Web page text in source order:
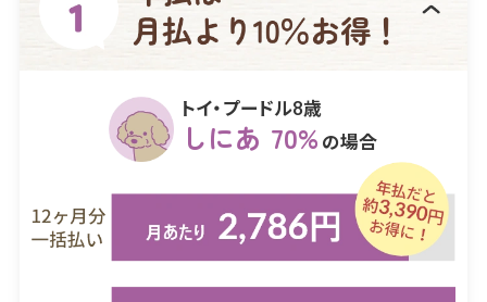
トイ・プードル8歳
しにあ 70% の場合